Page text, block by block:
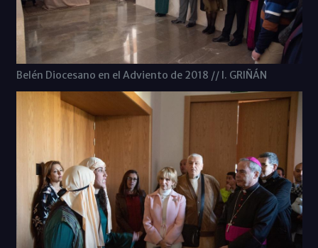
Belén Diocesano en el Adviento de 2018 // I. GRIÑÁN